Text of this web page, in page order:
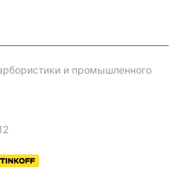
и промышленного